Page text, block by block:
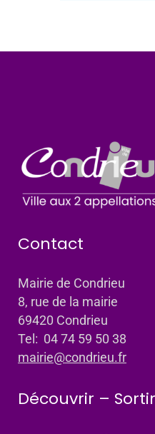
Contact
Mairie de Condrieu
8, rue de la mairie
69420 Condrieu
Tel: 04 74 59 50 38
mairie@condrieu.fr
Découvrir – Sortir